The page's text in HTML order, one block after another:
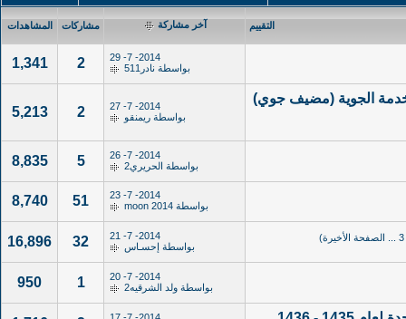
التقييم آخر مشاركة مشاركات المشاهدات
2014- 7- 29
بواسطة نادر511 2
1,341
الجوية (مضيف جوي)
2014- 7- 27
بواسطة ريمنقو 2
5,213
2014- 7- 26
بواسطة الحريري2 5
8,835
2014- 7- 23
بواسطة moon 2014
51
8,740
3 الصفحة الأخيرة)
2014- 7- 21
بواسطة إحسـاس 32
16,896
2014- 7- 20
بواسطة ولد الشرقيه2 1
950